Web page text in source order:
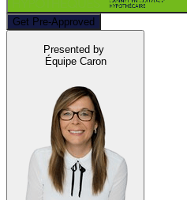
Get Pre-Approved
Presented by
Équipe Caron